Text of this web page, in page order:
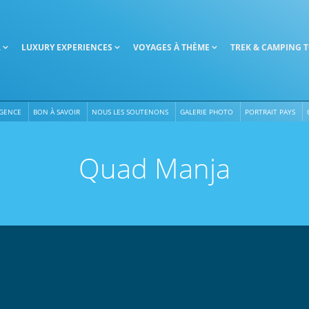
LUXURY EXPERIENCES VOYAGES À THÈME TREK & CAMPING
BON À SAVOIR NOUS LES SOUTENONS GALERIE PHOTO PORTRAIT PAYS
Quad Manja